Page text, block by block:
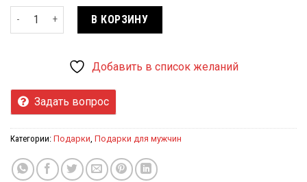
Количество товара Часы Zama (ZM04) в 3-х расцветках
В КОРЗИНУ
Добавить в список желаний
Задать вопрос
Категории: Подарки, Подарки для мужчин